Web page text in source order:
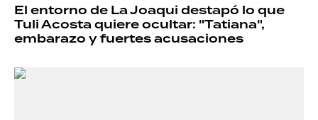
El entorno de La Joaqui destapó lo que
Tuli Acosta quiere ocultar: "Tatiana",
embarazo y fuertes acusaciones